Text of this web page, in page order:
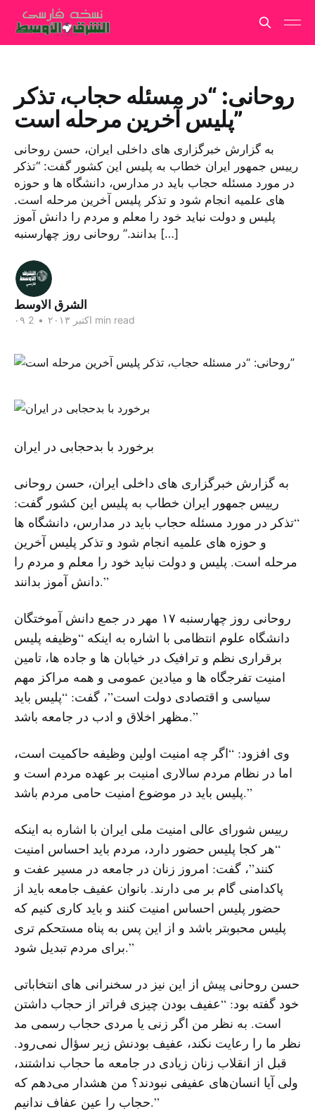
روحانی: “در مسئله حجاب، تذکر
پلیس آخرین مرحله است”
به گزارش خبرگزاری های داخلی ایران، حسن روحانی
رییس جمهور ایران خطاب به پلیس این کشور گفت: “تذکر
در مورد مسئله حجاب باید در مدارس، دانشگاه ها و حوزه
های علمیه انجام شود و تذکر پلیس آخرین مرحله است.
پلیس و دولت نباید خود را معلم و مردم را دانش آموز
بدانند.” روحانی روز چهارسنبه […]
الشرق الاوسط
۰۹ اکتبر ۲۰۱۳ • 2 min read
برخورد با بدحجابی در ایران
به گزارش خبرگزاری های داخلی ایران، حسن روحانی
رییس جمهور ایران خطاب به پلیس این کشور گفت:
“تذکر در مورد مسئله حجاب باید در مدارس، دانشگاه ها
و حوزه های علمیه انجام شود و تذکر پلیس آخرین
مرحله است. پلیس و دولت نباید خود را معلم و مردم را
دانش آموز بدانند.”
روحانی روز چهارسنبه ۱۷ مهر در جمع دانش آموختگان
دانشگاه علوم انتظامی با اشاره به اینکه “وظیفه پلیس
برقراری نظم و ترافیک در خیابان ها و جاده ها، تامین
امنیت تفرجگاه ها و میادین عمومی و همه مراکز مهم
سیاسی و اقتصادی دولت است”، گفت: “پلیس باید
مظهر اخلاق و ادب در جامعه باشد.”
وی افزود: “اگر چه امنیت اولین وظیفه حاکمیت است،
اما در نظام مردم سالاری امنیت بر عهده مردم است و
پلیس باید در موضوع امنیت حامی مردم باشد.”
رییس شورای عالی امنیت ملی ایران با اشاره به اینکه
“هر کجا پلیس حضور دارد، مردم باید احساس امنیت
کنند”، گفت: امروز زنان در جامعه در مسیر عفت و
پاکدامنی گام بر می دارند. بانوان عفیف جامعه باید از
حضور پلیس احساس امنیت کنند و باید کاری کنیم که
پلیس محبوبتر باشد و از این پس به پناه مستحکم تری
برای مردم تبدیل شود.”
حسن روحانی پیش از این نیز در سخنرانی های انتخاباتی
خود گفته بود: “عفیف بودن چیزی فراتر از حجاب داشتن
است. به نظر من اگر زنی یا مردی حجاب رسمی مد
نظر ما را رعایت نکند، عفیف بودنش زیر سؤال نمی‌رود.
قبل از انقلاب زنان زیادی در جامعه ما حجاب نداشتند،
ولی آیا انسان‌های عفیفی نبودند؟ من هشدار می‌دهم که
حجاب را عین عفاف ندانیم.”